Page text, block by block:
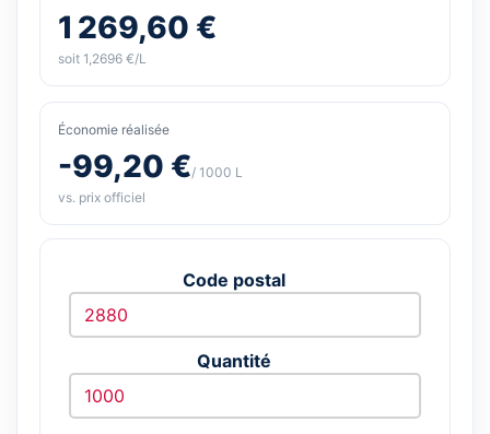
1 269,60 €
soit 1,2696 €/L
Économie réalisée
-99,20 €/ 1000 L
vs. prix officiel
Code postal
Quantité